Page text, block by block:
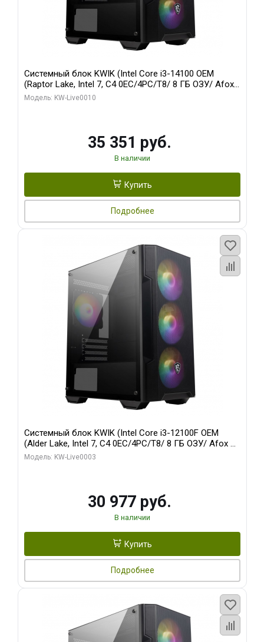
Системный блок KWIK (Intel Core i3-14100 OEM
(Raptor Lake, Intel 7, C4 0EC/4PC/T8/ 8 ГБ ОЗУ/ Afox
R5 220 1GB DDR3 64bit VGA DVI HDMI 1FAN LP RTL /
Модель: KW-Live0010
35 351 руб.
В наличии
Купить
Подробнее
Системный блок KWIK (Intel Core i3-12100F OEM
(Alder Lake, Intel 7, C4 0EC/4PC/T8/ 8 ГБ ОЗУ/ Afox R5
220 1GB DDR3 64bit VGA DVI HDMI 1FAN LP RTL / 128
Модель: KW-Live0003
30 977 руб.
В наличии
Купить
Подробнее